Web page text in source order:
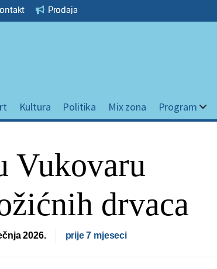
Prodaja
Kultura Politika Mix zona Program
Vukovaru
drvaca
2026. prije 7 mjeseci